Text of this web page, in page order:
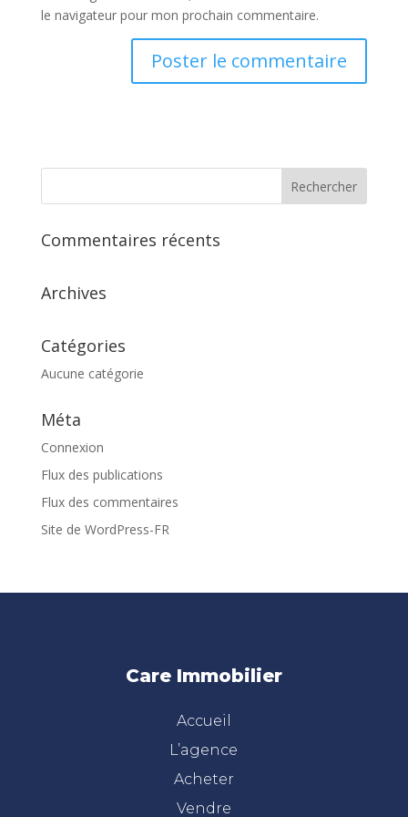
le navigateur pour mon prochain commentaire.
Commentaires récents
Archives
Catégories
Aucune catégorie
Méta
Connexion
Flux des publications
Flux des commentaires
Site de WordPress-FR
Care Immobilier
Accueil
L’agence
Acheter
Vendre